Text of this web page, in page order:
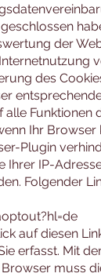
der
des
Funktionen
Ihr Browser
Plugin
IP-
Folgender
auf diesen
erfasst. Mit
Browser muss